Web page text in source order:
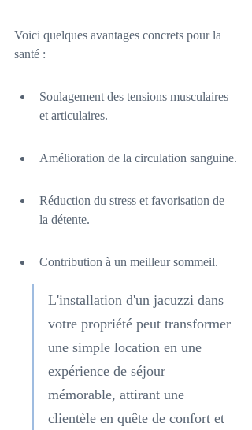
Voici quelques avantages concrets pour la
santé :
Soulagement des tensions musculaires
et articulaires.
Amélioration de la circulation sanguine.
Réduction du stress et favorisation de
la détente.
Contribution à un meilleur sommeil.
L'installation d'un jacuzzi dans
votre propriété peut transformer
une simple location en une
expérience de séjour
mémorable, attirant une
clientèle en quête de confort et